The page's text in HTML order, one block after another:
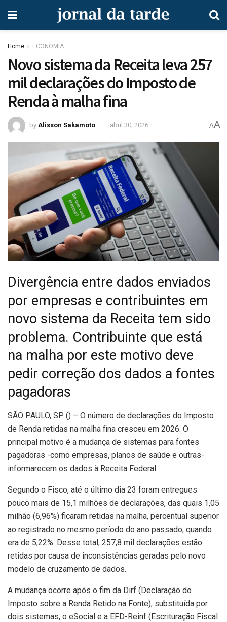
Home ECONOMIA
Novo sistema da Receita leva 257
mil declarações do Imposto de
Renda à malha fina
by Alisson Sakamoto abril 30, 2026 AA
Divergência entre dados enviados
por empresas e contribuintes em
novo sistema da Receita tem sido
problema. Contribuinte que está
na malha por este motivo deve
pedir correção dos dados a fontes
pagadoras
SÃO PAULO, SP () – O número de declarações do Imposto
de Renda retidas na malha fina cresceu em 2026. O
principal motivo é a mudança de sistemas para fontes
pagadoras -como empresas, planos de saúde e outras-
informarecem os dados à Receita Federal.
Segundo o Fisco, até o último dia 23 foram entregues
pouco mais de 15,1 milhões de declarações, das quais 1,05
milhão (6,96%) ficaram retidas na malha, percentual superior
ao registrado no mesmo período do ano passado, quando
era de 5,22%. Desse total, 257,8 mil declarações estão
retidas por causa de inconsistências geradas pelo novo
modelo de cruzamento de dados.
A mudança ocorre após o fim da Dirf (Declaração do
Imposto sobre a Renda Retido na Fonte), substituída por
dois sistemas, o eSocial e a EFD-Reinf (Escrituração Fiscal